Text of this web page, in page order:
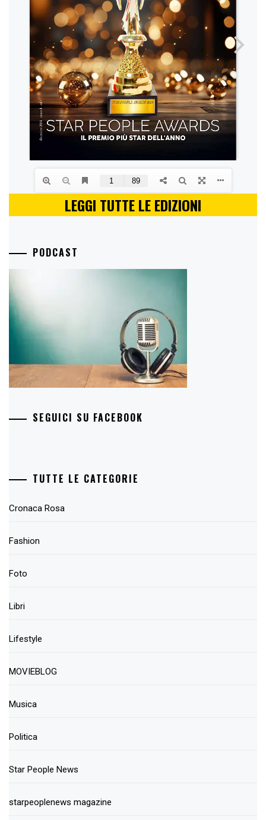
LEGGI TUTTE LE EDIZIONI
PODCAST
SEGUICI SU FACEBOOK
TUTTE LE CATEGORIE
Cronaca Rosa
Fashion
Foto
Libri
Lifestyle
MOVIEBLOG
Musica
Politica
Star People News
starpeoplenews magazine